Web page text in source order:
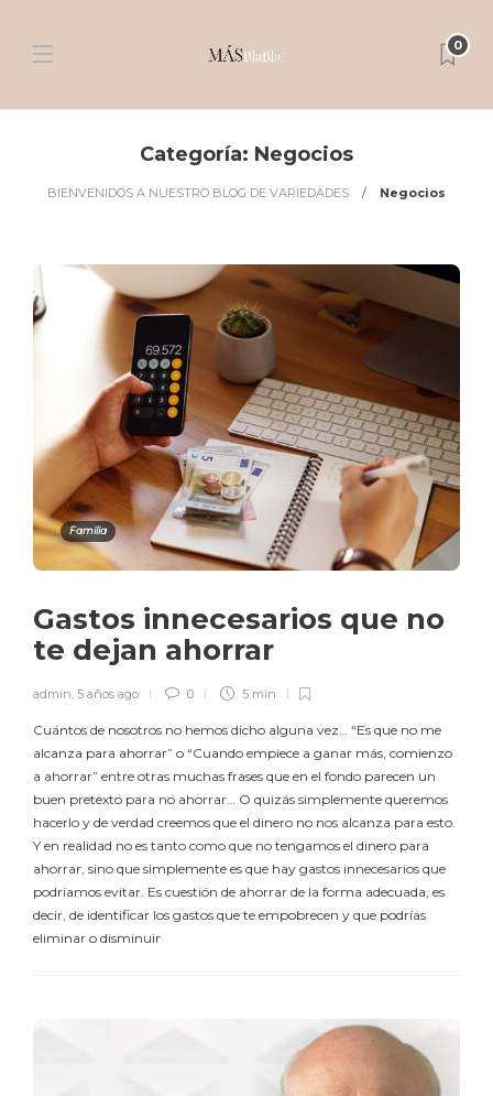
0
Categoría: Negocios
BIENVENIDOS A NUESTRO BLOG DE VARIEDADES Negocios
Familia
Gastos innecesarios que no
te dejan ahorrar
admin, 5 años ago 0 5 min
Cuántos de nosotros no hemos dicho alguna vez… “Es que no me
alcanza para ahorrar” o “Cuando empiece a ganar más, comienzo
a ahorrar” entre otras muchas frases que en el fondo parecen un
buen pretexto para no ahorrar… O quizás simplemente queremos
hacerlo y de verdad creemos que el dinero no nos alcanza para esto.
Y en realidad no es tanto como que no tengamos el dinero para
ahorrar, sino que simplemente es que hay gastos innecesarios que
podríamos evitar. Es cuestión de ahorrar de la forma adecuada, es
decir, de identificar los gastos que te empobrecen y que podrías
eliminar o disminuir